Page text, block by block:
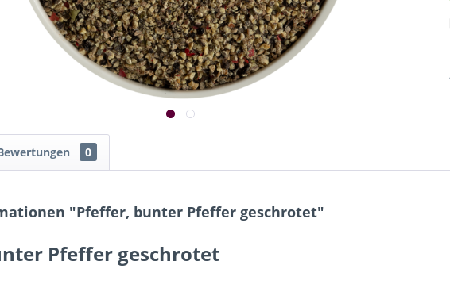
0
"Pfeffer, bunter Pfeffer geschrotet"
Pfeffer geschrotet